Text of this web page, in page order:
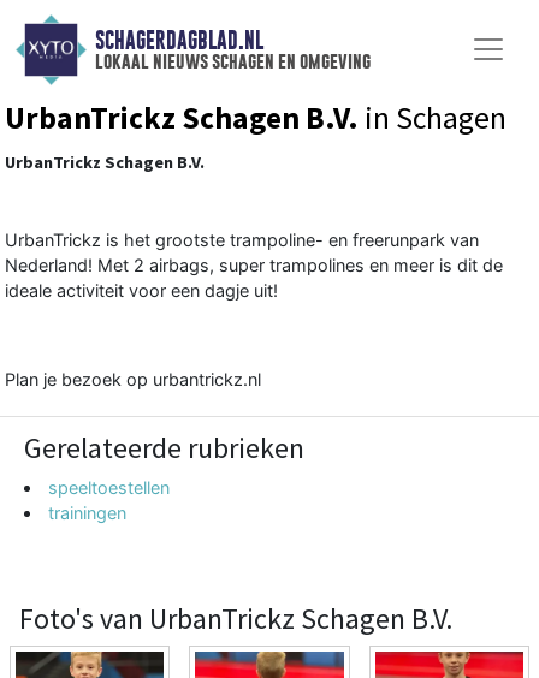
SCHAGERDAGBLAD.NL
lokaal nieuws schagen en omgeving
UrbanTrickz Schagen B.V. in Schagen
UrbanTrickz Schagen B.V.
UrbanTrickz is het grootste trampoline- en freerunpark van
Nederland! Met 2 airbags, super trampolines en meer is dit de
ideale activiteit voor een dagje uit!
Plan je bezoek op urbantrickz.nl
Gerelateerde rubrieken
speeltoestellen
trainingen
Foto's van UrbanTrickz Schagen B.V.